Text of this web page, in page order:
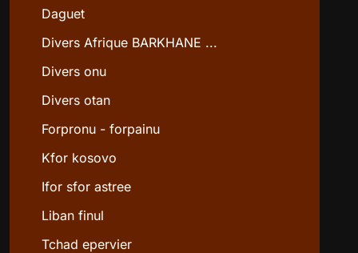
Daguet
Divers Afrique BARKHANE ...
Divers onu
Divers otan
Forpronu - forpainu
Kfor kosovo
Ifor sfor astree
Liban finul
Tchad epervier